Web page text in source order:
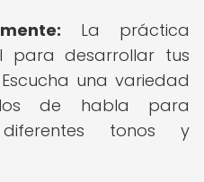
La práctica
para desarrollar tus
una variedad
de habla para
tonos y